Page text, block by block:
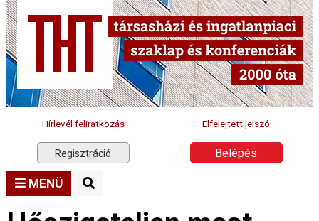
Hírlevél feliratkozás Elfelejtett jelszó
Regisztráció Belépés
MENÜ